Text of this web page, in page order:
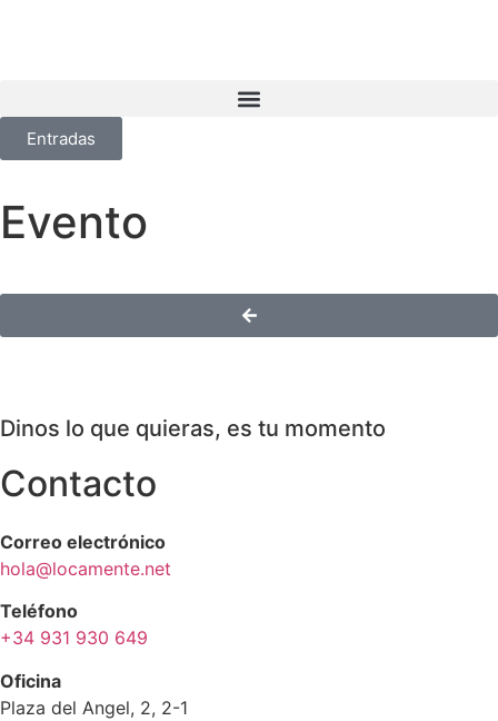
Entradas
Evento
Dinos lo que quieras, es tu momento
Contacto
Correo electrónico
hola@locamente.net
Teléfono
+34 931 930 649
Oficina
Plaza del Angel, 2, 2-1